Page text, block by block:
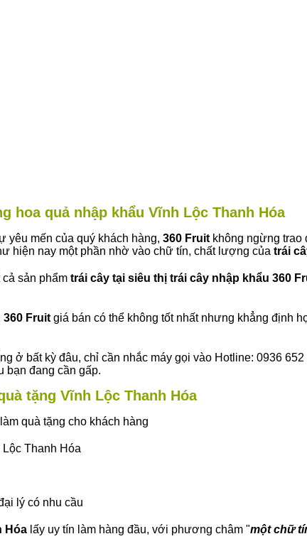
hoa quả nhập khẩu Vĩnh Lộc Thanh Hóa
yêu mến của quý khách hàng, 360 Fruit không ngừng trao
hiện nay một phần nhờ vào chữ tín, chất lượng của trái
sản phẩm trái cây tại siêu thị trái cây nhập khẩu 360
Fruit giá bán có thể không tốt nhất nhưng khẳng định
ở bất kỳ đâu, chỉ cần nhắc máy gọi vào Hotline: 0936 652
bạn đang cần gấp.
tặng Vĩnh Lộc Thanh Hóa
quà tặng cho khách hàng
Thanh Hóa
lý có nhu cầu
Hóa lấy uy tín làm hàng đầu, với phương châm "một chữ